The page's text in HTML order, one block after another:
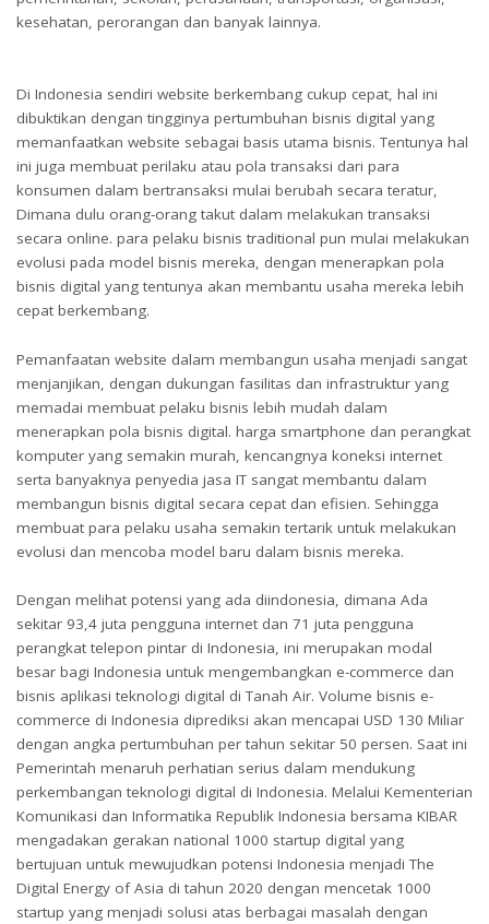
kesehatan, perorangan dan banyak lainnya.
Di Indonesia sendiri website berkembang cukup cepat, hal ini
dibuktikan dengan tingginya pertumbuhan bisnis digital yang
memanfaatkan website sebagai basis utama bisnis. Tentunya hal
ini juga membuat perilaku atau pola transaksi dari para
konsumen dalam bertransaksi mulai berubah secara teratur,
Dimana dulu orang-orang takut dalam melakukan transaksi
secara online. para pelaku bisnis traditional pun mulai melakukan
evolusi pada model bisnis mereka, dengan menerapkan pola
bisnis digital yang tentunya akan membantu usaha mereka lebih
cepat berkembang.
Pemanfaatan website dalam membangun usaha menjadi sangat
menjanjikan, dengan dukungan fasilitas dan infrastruktur yang
memadai membuat pelaku bisnis lebih mudah dalam
menerapkan pola bisnis digital. harga smartphone dan perangkat
komputer yang semakin murah, kencangnya koneksi internet
serta banyaknya penyedia jasa IT sangat membantu dalam
membangun bisnis digital secara cepat dan efisien. Sehingga
membuat para pelaku usaha semakin tertarik untuk melakukan
evolusi dan mencoba model baru dalam bisnis mereka.
Dengan melihat potensi yang ada diindonesia, dimana Ada
sekitar 93,4 juta pengguna internet dan 71 juta pengguna
perangkat telepon pintar di Indonesia, ini merupakan modal
besar bagi Indonesia untuk mengembangkan e-commerce dan
bisnis aplikasi teknologi digital di Tanah Air. Volume bisnis e-
commerce di Indonesia diprediksi akan mencapai USD 130 Miliar
dengan angka pertumbuhan per tahun sekitar 50 persen. Saat ini
Pemerintah menaruh perhatian serius dalam mendukung
perkembangan teknologi digital di Indonesia. Melalui Kementerian
Komunikasi dan Informatika Republik Indonesia bersama KIBAR
mengadakan gerakan national 1000 startup digital yang
bertujuan untuk mewujudkan potensi Indonesia menjadi The
Digital Energy of Asia di tahun 2020 dengan mencetak 1000
startup yang menjadi solusi atas berbagai masalah dengan